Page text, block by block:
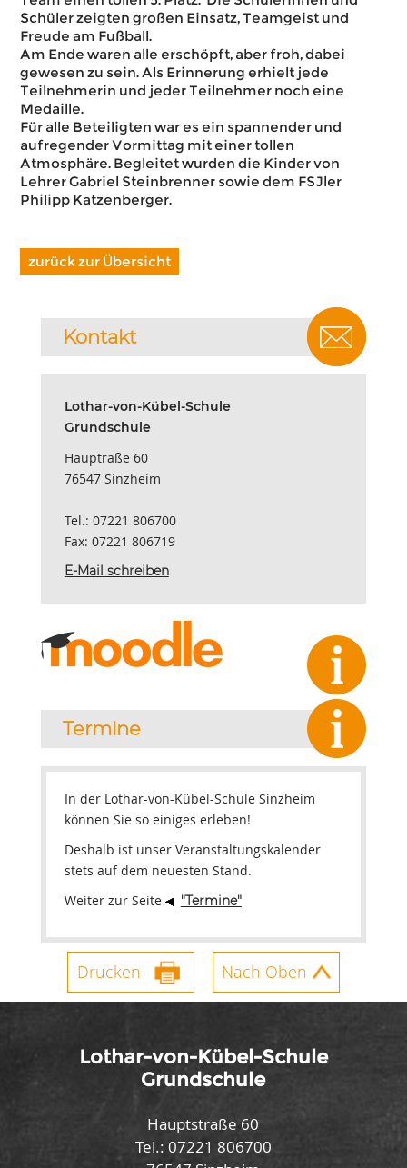
Schüler zeigten großen Einsatz, Teamgeist und
Freude am Fußball.
Am Ende waren alle erschöpft, aber froh, dabei
gewesen zu sein. Als Erinnerung erhielt jede
Teilnehmerin und jeder Teilnehmer noch eine
Medaille.
Für alle Beteiligten war es ein spannender und
aufregender Vormittag mit einer tollen
Atmosphäre. Begleitet wurden die Kinder von
Lehrer Gabriel Steinbrenner sowie dem FSJler
Philipp Katzenberger.
zurück zur Übersicht
Kontakt
Lothar-von-Kübel-Schule
Grundschule
Hauptraße 60
76547 Sinzheim
Tel.: 07221 806700
Fax: 07221 806719
E-Mail schreiben
Termine
In der Lothar-von-Kübel-Schule Sinzheim
können Sie so einiges erleben!
Deshalb ist unser Veranstaltungskalender
stets auf dem neuesten Stand.
Weiter zur Seite
"Termine"
Drucken Nach Oben
Lothar-von-Kübel-Schule
Grundschule
Hauptstraße 60
Tel.: 07221 806700